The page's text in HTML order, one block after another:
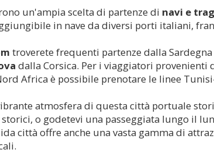
un'ampia scelta di partenze di navi e
in nave da diversi porti italiani,
troverete frequenti partenze dalla
dalla Corsica. Per i viaggiatori provenienti
Africa è possibile prenotare le linee
atmosfera di questa città portuale
o godetevi una passeggiata lungo il
città offre anche una vasta gamma di